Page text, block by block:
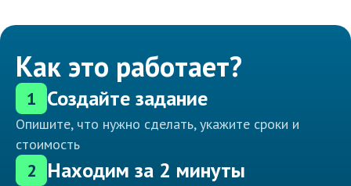
Как это работает?
1 Создайте задание
Опишите, что нужно сделать, укажите сроки и
стоимость
2 Находим за 2 минуты